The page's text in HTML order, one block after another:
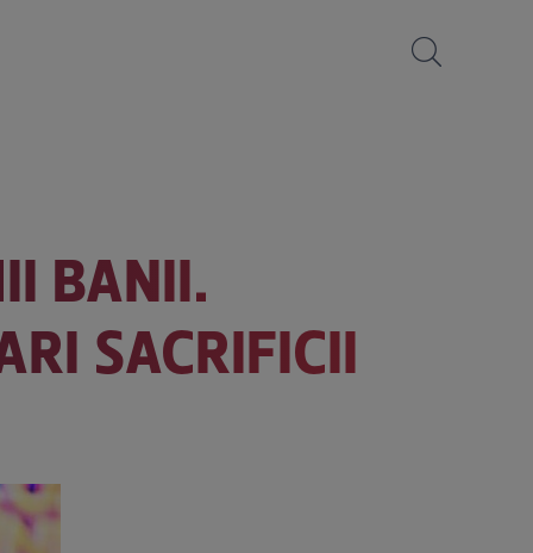
BANII.
SACRIFICII